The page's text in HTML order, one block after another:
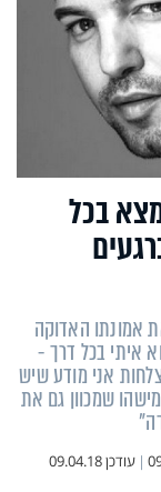
בכל
אמונתו האדוקה
איתי בכל דרך -
אני מודע שיש
שמכוון גם את
| עודכן09.04.18